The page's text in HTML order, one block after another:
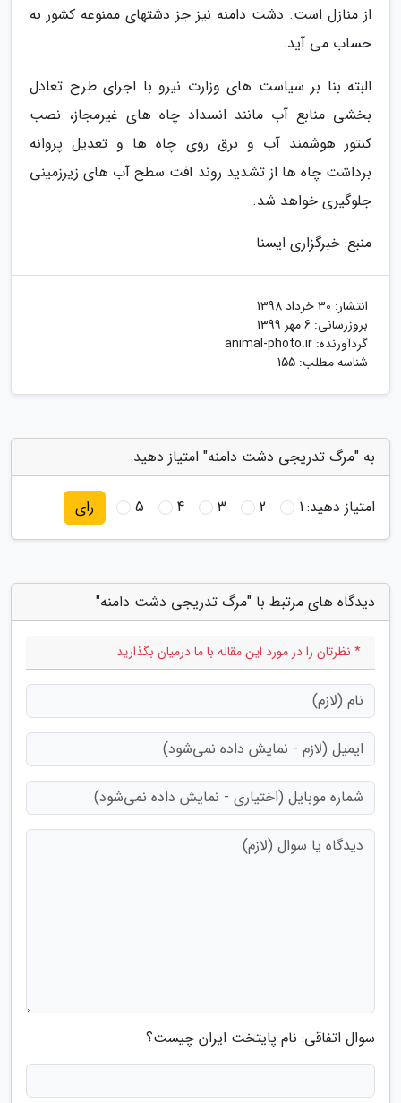
از منازل است. دشت دامنه نیز جز دشتهای ممنوعه کشور به
حساب می آید.
البته بنا بر سیاست های وزارت نیرو با اجرای طرح تعادل
بخشی منابع آب مانند انسداد چاه های غیرمجاز، نصب
کنتور هوشمند آب و برق روی چاه ها و تعدیل پروانه
برداشت چاه ها از تشدید روند افت سطح آب های زیرزمینی
جلوگیری خواهد شد.
منبع: خبرگزاری ایسنا
انتشار: 30 خرداد 1398
بروزرسانی: 6 مهر 1399
گردآورنده: animal-photo.ir
شناسه مطلب: 155
به "مرگ تدریجی دشت دامنه" امتیاز دهید
امتیاز دهید:1
2
3
4
5 رای
دیدگاه های مرتبط با "مرگ تدریجی دشت دامنه"
* نظرتان را در مورد این مقاله با ما درمیان بگذارید
سوال اتفاقی: نام پایتخت ایران چیست؟